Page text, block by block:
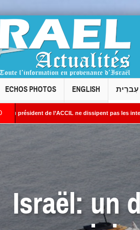
ECHOS PHOTOS ENGLISH עִברִית
l’ACCIL ne dissipent pas les interrogations.
Israël: un